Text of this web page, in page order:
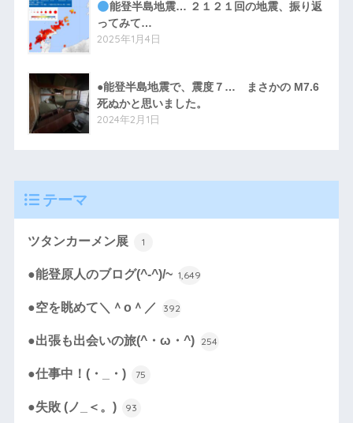
能登半島地震… ２１２１回の地震、振り返
ってみて…
2025年1月4日
●能登半島地震で、震度７… まさかの M7.6
死ぬかと思いました。
2024年2月1日
テーマ
ツタンカーメン展 1
●能登原人のブログ(^-^)/~ 1,649
●空を眺めて＼＾o＾／ 392
●出張も出会いの旅(^・ω・^) 254
●仕事中！(・_・) 75
●失敗 (ノ_＜。) 93